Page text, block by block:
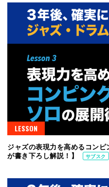
LESSON
ジャズの表現力を高めるコン
が書き下ろし解説！】
サブスク